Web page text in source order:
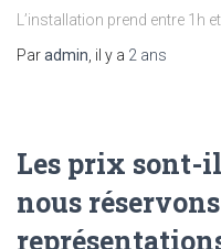
L’installation prend entre 1h
Paradmin , il y a 2 ans
Les prix sont-
nous